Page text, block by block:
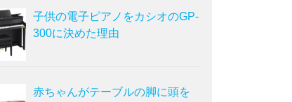
子供の電子ピアノをカシオのGP-
300に決めた理由
赤ちゃんがテーブルの脚に頭を